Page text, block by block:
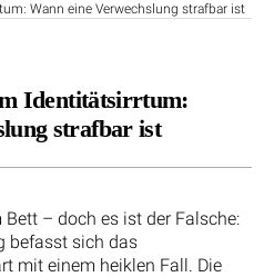
Wann eine Verwechslung strafbar ist
Identitätsirrtum:
strafbar ist
– doch es ist der Falsche:
befasst sich das
mit einem heiklen Fall. Die